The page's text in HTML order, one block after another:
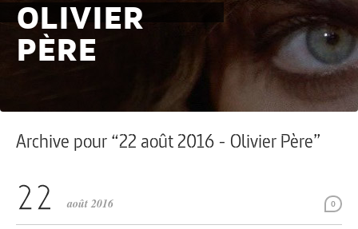
OLIVIER
PÈRE
Archive pour “22 août 2016 - Olivier Père”
0
août 2016